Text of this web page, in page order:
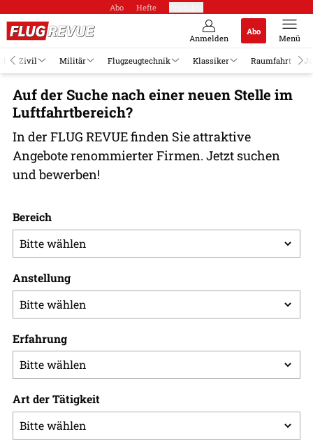
Abo Hefte
Anmelden
Abo
Menü
Zivil Militär Flugzeugtechnik Klassiker Raumfahrt
Auf der Suche nach einer neuen Stelle im
Luftfahrtbereich?
In der FLUG REVUE finden Sie attraktive
Angebote renommierter Firmen. Jetzt suchen
und bewerben!
Bereich
Anstellung
Erfahrung
Art der Tätigkeit